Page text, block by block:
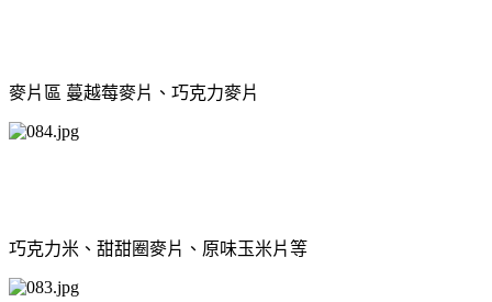
麥片區 蔓越莓麥片、巧克力麥片
巧克力米、甜甜圈麥片、原味玉米片等